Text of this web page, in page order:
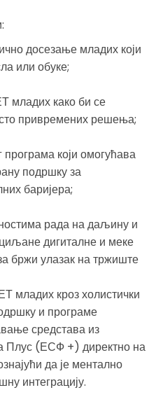
столови:
досезање младих који
посла или обуке;
младих како би се
привремених решења;
програма који омогућава
подршку за
баријера;
рада на даљину и
дигиталне и меке
бржи улазак на тржиште
младих кроз холистички
и програме
средстава из
Плус (ЕСФ +) директно на
да је ментално
интеграцију.